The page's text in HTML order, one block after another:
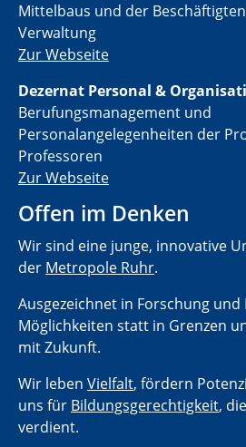
Mittelbaus und der
Verwaltung
Zur Webseite
Dezernat Personal &
Berufungsmanagement und
Personalangelegenheiten der
Professoren
Zur Webseite
Offen im Denken
Wir sind eine junge, innovative
der Metropole Ruhr.
Ausgezeichnet in Forschung
Möglichkeiten statt in Grenzen
mit Zukunft.
Wir leben Vielfalt, fördern
uns für Bildungsgerechtigkeit,
verdient.